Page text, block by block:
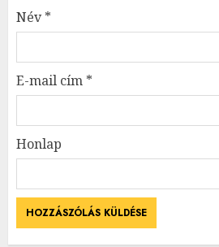
Név*
E-mail cím *
Honlap